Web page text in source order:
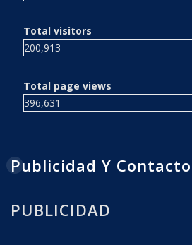
Total visitors
200,913
Total page views
396,631
Publicidad Y Contacto
PUBLICIDAD